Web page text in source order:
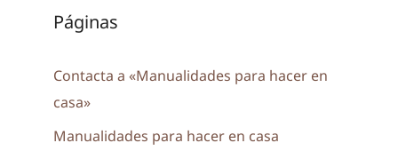
Páginas
Contacta a «Manualidades para hacer en
casa»
Manualidades para hacer en casa